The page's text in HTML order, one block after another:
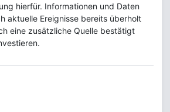
hierfür. Informationen und Daten
aktuelle Ereignisse bereits überholt
eine zusätzliche Quelle bestätigt